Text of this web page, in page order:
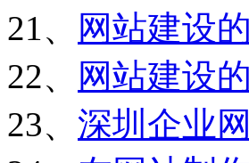
21、
网站建设
22、
网站建设
23、 深圳企业